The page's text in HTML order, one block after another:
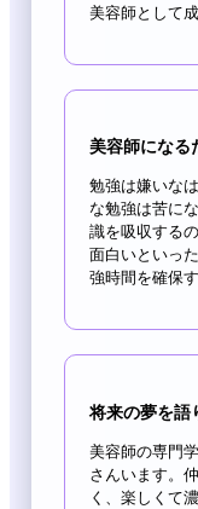
美容師として
美容師になる
勉強は嫌いな
な勉強は苦に
識を吸収する
面白いといっ
強時間を確保
将来の夢を語
美容師の専門
さんいます。
く、楽しくて